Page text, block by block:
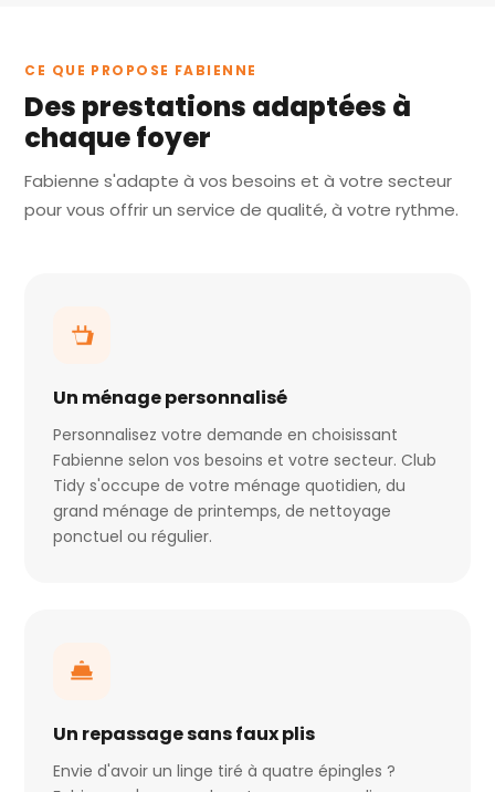
CE QUE PROPOSE FABIENNE
Des prestations adaptées à
chaque foyer
Fabienne s'adapte à vos besoins et à votre secteur
pour vous offrir un service de qualité, à votre rythme.
Un ménage personnalisé
Personnalisez votre demande en choisissant
Fabienne selon vos besoins et votre secteur. Club
Tidy s'occupe de votre ménage quotidien, du
grand ménage de printemps, de nettoyage
ponctuel ou régulier.
Un repassage sans faux plis
Envie d'avoir un linge tiré à quatre épingles ?